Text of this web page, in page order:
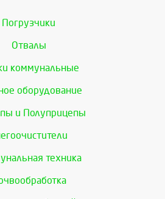
Погрузчики
Отвалы
коммунальные
оборудование
и Полуприцепы
техника